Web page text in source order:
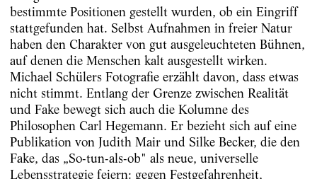
bestimmte Positionen gestellt wurden, ob ein Eingriff
stattgefunden hat. Selbst Aufnahmen in freier Natur
haben den Charakter von gut ausgeleuchteten Bühnen,
auf denen die Menschen kalt ausgestellt wirken.
Michael Schülers Fotografie erzählt davon, dass etwas
nicht stimmt. Entlang der Grenze zwischen Realität
und Fake bewegt sich auch die Kolumne des
Philosophen Carl Hegemann. Er bezieht sich auf eine
Publikation von Judith Mair und Silke Becker, die den
Fake, das „So-tun-als-ob" als neue, universelle
Lebensstrategie feiern: gegen Festgefahrenheit,